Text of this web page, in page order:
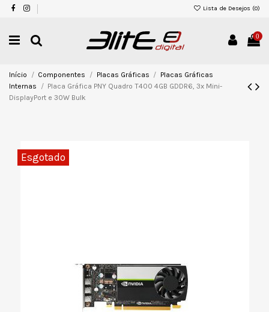
Lista de Desejos (0)
0
Início Componentes Placas Gráficas
Placas Gráficas
Internas
Placa Gráfica PNY Quadro T400 4GB GDDR6, 3x Mini-
DisplayPort e 30W Bulk
Esgotado